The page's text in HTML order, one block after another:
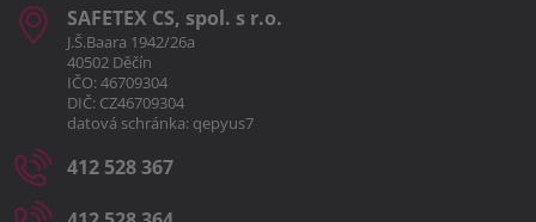
SAFETEX CS, spol​. s r​.o​.
J.Š.Baara 1942/26a
40502 Děčín
IČO: 46709304
DIČ: CZ46709304
datová schránka: qepyus7
412 528 367